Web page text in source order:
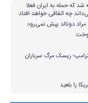
که حمله به ایران فعلا
چه اتفاقی خواهد افتاد
دونالد پیش نمی‌رود
ترامپ؛ ریسک مرگ سربازان
را بلعید